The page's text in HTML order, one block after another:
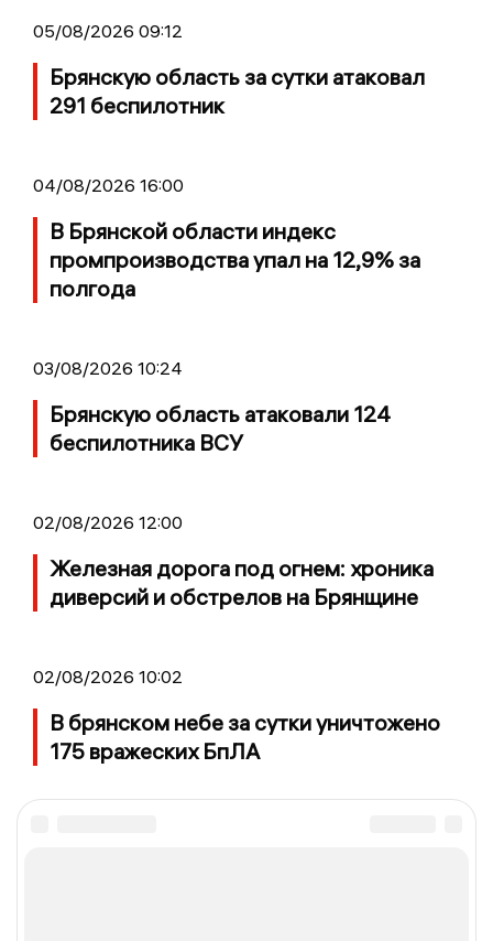
05/08/2026 09:12
Брянскую область за сутки атаковал
291 беспилотник
04/08/2026 16:00
В Брянской области индекс
промпроизводства упал на 12,9% за
полгода
03/08/2026 10:24
Брянскую область атаковали 124
беспилотника ВСУ
02/08/2026 12:00
Железная дорога под огнем: хроника
диверсий и обстрелов на Брянщине
02/08/2026 10:02
В брянском небе за сутки уничтожено
175 вражеских БпЛА